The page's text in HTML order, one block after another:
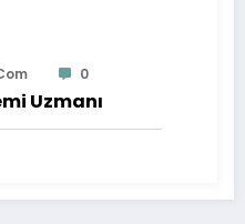
0
Uzmanı